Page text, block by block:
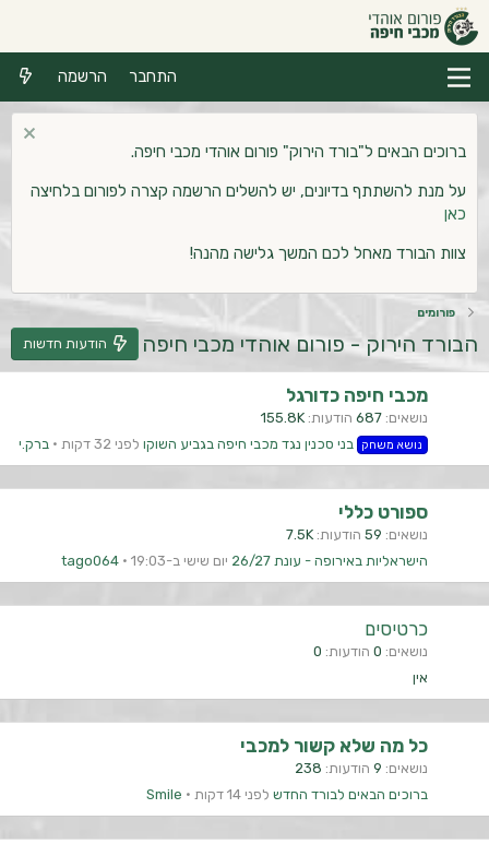
התחבר הרשמה
ברוכים הבאים ל"בורד הירוק" פורום אוהדי מכבי חיפה.
על מנת להשתתף בדיונים, יש להשלים הרשמה קצרה לפורום בלחיצה
כאן
צוות הבורד מאחל לכם המשך גלישה מהנה!
פורומים
הבורד הירוק - פורום אוהדי מכבי חיפה הודעות חדשות
מכבי חיפה כדורגל
נושאים 687 הודעות 155.8K
נושא משחק בני סכנין נגד מכבי חיפה בגביע השוקו לפני 32 דקות ברק.י
ספורט כללי
נושאים 59 הודעות 7.5K
הישראליות באירופה - עונת 26/27
יום שישי ב-19:03 tago064
כרטיסים
נושאים 0 הודעות 0
אין
כל מה שלא קשור למכבי
נושאים 9 הודעות 238
ברוכים הבאים לבורד החדש לפני 14 דקות Smile